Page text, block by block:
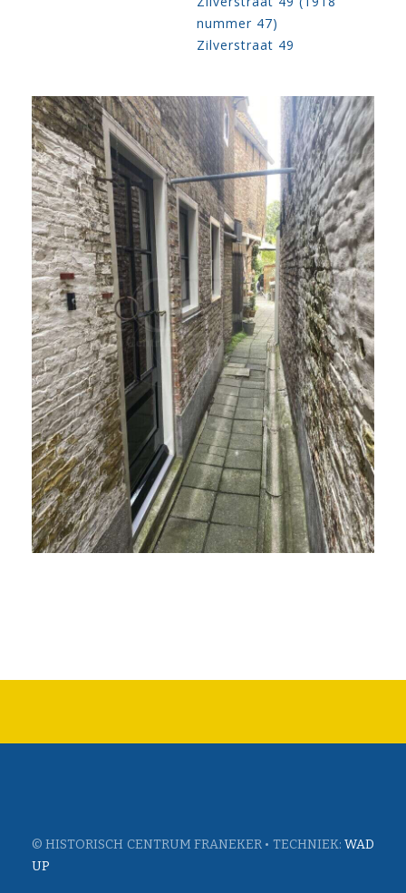
nummer 47)
Zilverstraat 49
© HISTORISCH CENTRUM FRANEKER • TECHNIEK: WAD
UP